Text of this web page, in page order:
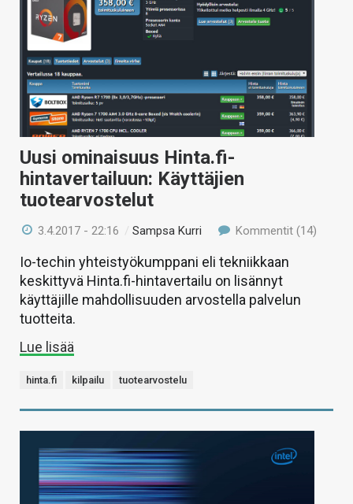
Uusi ominaisuus Hinta.fi-
hintavertailuun: Käyttäjien
tuotearvostelut
3.4.2017 - 22:16 /Sampsa Kurri Kommentit (14)
Io-techin yhteistyökumppani eli tekniikkaan
keskittyvä Hinta.fi-hintavertailu on lisännyt
käyttäjille mahdollisuuden arvostella palvelun
tuotteita.
Lue lisää
hinta.fi kilpailu tuotearvostelu